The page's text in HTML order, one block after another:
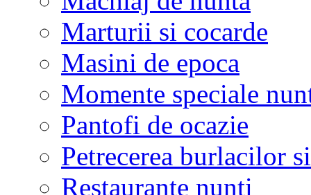
Marturii si cocarde
Masini de epoca
Momente speciale
Pantofi de ocazie
Petrecerea burlacilor
Restaurante nunti